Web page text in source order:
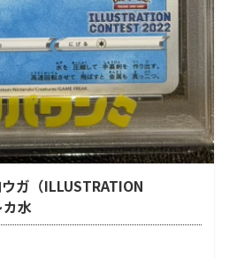
ガ（ILLUSTRATION
水